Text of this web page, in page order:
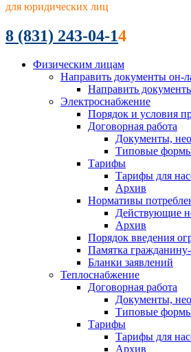
для юридических лиц
8 (831) 243-04-14
Физическим лицам
Направить документы он-
Направить
Электроснабжение
Порядок и условия
Договорная работа
Документы,
Типовые
Тарифы
Тарифы для
Архив
Нормативы
Действующие
Архив
Порядок введения
Памятка
Бланки заявлений
Теплоснабжение
Договорная работа
Документы,
Типовые
Тарифы
Тарифы для
Архив